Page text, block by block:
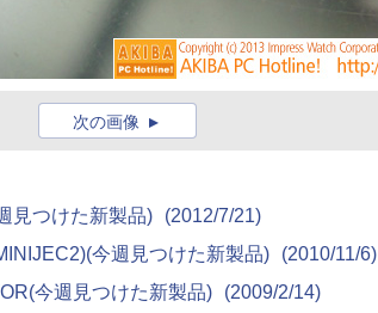
次の画像
見つけた新製品)
(2012/7/21)
今週見つけた新製品)
(2010/11/6)
今週見つけた新製品)
(2009/2/14)